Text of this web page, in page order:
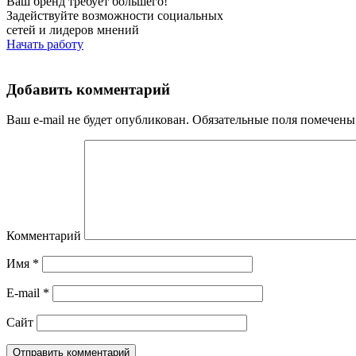
Задействуйте возможности социальных
сетей и лидеров мнений
Начать работу
Добавить комментарий
Ваш e-mail не будет опубликован. Обязательные поля
Комментарий
Имя *
E-mail *
Сайт